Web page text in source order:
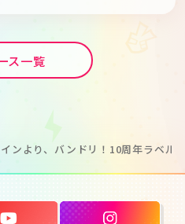
ス一覧
ンより、バンドリ！10周年ラベル